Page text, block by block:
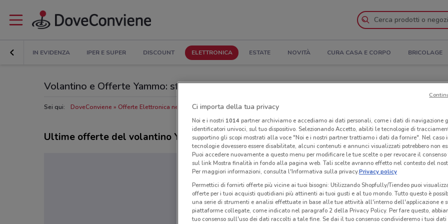
IN EVIDENZA IPER E SUPER DISCOUNT ELETTRONICA ESTATE NOVITÀ CURA CASA E CORPO BRICOLAGE
Volantino e Offerte Yammo: sfoglia il Catalogo
Sei qui: DoveConviene Offerte Elettronica nelle vicinanze Negozi Yammo nelle vicinanze
Ultime offerte del volantino Yammo
Ci importa della tua privacy
Noi e i nostri 1014partner archiviamo e accediamo ai dati personali, come i dati di navigazione
identificatori univoci, sul tuo dispositivo. Selezionando Accetto, abiliti le tecnologie di
supportino gli scopi mostrati alla voce "Noi e i nostri partner trattiamo i dati da fornire". Nel caso
tecnologie dovessero essere disabilitate, alcuni contenuti e annunci visualizzati potrebbero non
Puoi accedere nuovamente a questo menu per modificare le tue scelte o per revocare il
sul link Mostra finalità in fondo alla pagina web. Tali scelte avranno effetto nel contesto del
Per maggiori informazioni, consulta l'Informativa sulla privacy.Privacy policy
Permettici di fornirti offerte più vicine ai tuoi bisogni: Utilizzando Shopfully/Tiendeo puoi
offerte per i tuoi acquisti quotidiani più attinenti ai tuoi gusti e al tuo mondo. Tutto questo è
una serie di strumenti e analisi effettuate in base alle tue attività all'interno dell'applicazione e
piattaforme collegate, come indicato nel paragrafo 2 della Privacy Policy. Per fare questo,
tuo consenso sull'uso dei dati raccolti a tale fine. Se dai il tuo consenso condivideremo i tuoi dati